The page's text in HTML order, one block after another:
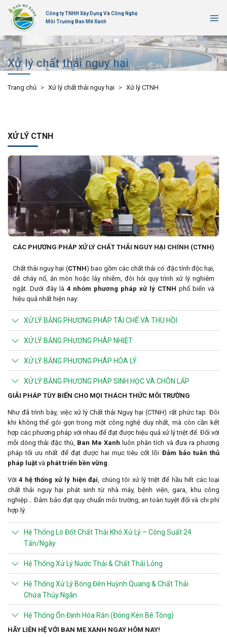
qua
dung
Công ty TNHH Xây Dựng Và Công Nghệ
Môi Trường Ban Mê Xanh
Xử lý chất thải nguy hại
Trang chủ > Xử lý chất thải nguy hại > Xử lý CTNH
XỬ LÝ CTNH
CÁC PHƯƠNG PHÁP XỬ LÝ CHẤT THẢI NGUY HẠI CHÍNH (CTNH)
Chất thải nguy hại (CTNH) bao gồm các chất thải có đặc tính độc hại,
dễ cháy nổ, ăn mòn hoặc lây nhiễm, đòi hỏi quy trình xử lý nghiêm
ngặt. Dưới đây là 4 nhóm phương pháp xử lý CTNH phổ biến và
hiệu quả nhất hiện nay:
XỬ LÝ BẰNG PHƯƠNG PHÁP TÁI CHẾ VÀ THU HỒI
XỬ LÝ BẰNG PHƯƠNG PHÁP NHIỆT
XỬ LÝ BẰNG PHƯƠNG PHÁP HÓA LÝ
XỬ LÝ BẰNG PHƯƠNG PHÁP SINH HỌC VÀ CHÔN LẤP
GIẢI PHÁP TÙY BIẾN CHO MỌI THÁCH THỨC MÔI TRƯỜNG
Như đã trình bày, việc xử lý Chất thải Nguy hại (CTNH) rất phức tap. Đôi
khi không thể gói gọn trong một công nghệ duy nhất, mà còn cần kết
hợp các phương pháp với nhau để đạt được hiệu quả xử lý triệt để. Đối với
mỗi dòng thải đặc thù, Ban Me Xanh luôn phân tích và đưa ra phương
pháp tối ưu nhất để đạt được hai mục tiêu cốt lõi Đảm bảo tuân thủ
pháp luật và phát triển bền vững
Với4 hệ thống xử lý hiện đại , chúng tôi xử lý triệt để hầu hết các loại
chất thải nguy hại phát sinh từ nhà máy, bệnh viện, gara, khu công
nghiệp… Đảm bảo đạt quy chuẩn môi trường, an toàn tuyệt đối và chi phí
hợp lý.
Hệ Thống Lò Đốt Chất Thải Khó Xử Lý – Công Suất 24
Tấn/Ngày
Hệ Thống Xử Lý Nước Thải & Chất Thải Lỏng
Hệ Thống Xử Lý Bóng Đèn Huỳnh Quang & Chất Thải
Chứa Thủy Ngân
Hệ Thống Ổn Định Hóa Rắn (Đóng Kén Bê Tông)
HÃY LIÊN HỆ VỚI BAN ME XANH NGAY HÔM NAY!